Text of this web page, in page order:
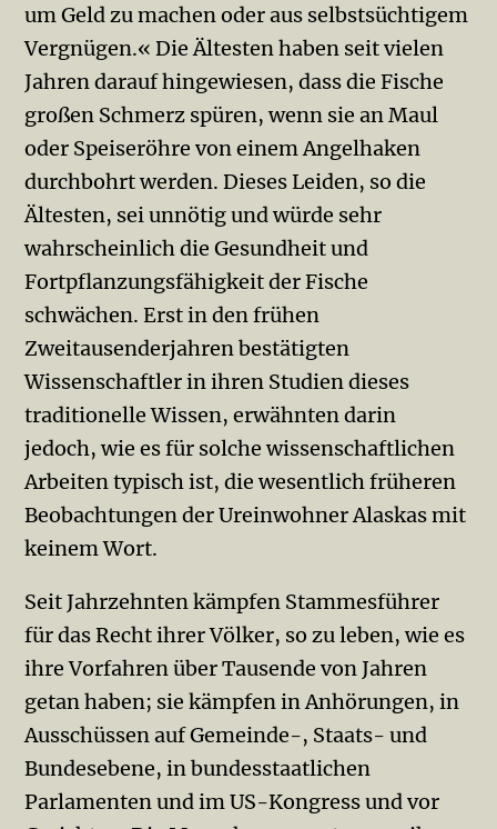
um Geld zu machen oder aus selbstsüchtigem
Vergnügen.« Die Ältesten haben seit vielen
Jahren darauf hingewiesen, dass die Fische
großen Schmerz spüren, wenn sie an Maul
oder Speiseröhre von einem Angelhaken
durchbohrt werden. Dieses Leiden, so die
Ältesten, sei unnötig und würde sehr
wahrscheinlich die Gesundheit und
Fortpflanzungsfähigkeit der Fische
schwächen. Erst in den frühen
Zweitausenderjahren bestätigten
Wissenschaftler in ihren Studien dieses
traditionelle Wissen, erwähnten darin
jedoch, wie es für solche wissenschaftlichen
Arbeiten typisch ist, die wesentlich früheren
Beobachtungen der Ureinwohner Alaskas mit
keinem Wort.
Seit Jahrzehnten kämpfen Stammesführer
für das Recht ihrer Völker, so zu leben, wie es
ihre Vorfahren über Tausende von Jahren
getan haben; sie kämpfen in Anhörungen, in
Ausschüssen auf Gemeinde-, Staats- und
Bundesebene, in bundesstaatlichen
Parlamenten und im US-Kongress und vor